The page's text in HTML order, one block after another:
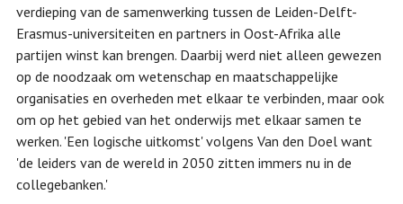
verdieping van de samenwerking tussen de Leiden-Delft-
Erasmus-universiteiten en partners in Oost-Afrika alle
partijen winst kan brengen. Daarbij werd niet alleen gewezen
op de noodzaak om wetenschap en maatschappelijke
organisaties en overheden met elkaar te verbinden, maar ook
om op het gebied van het onderwijs met elkaar samen te
werken. 'Een logische uitkomst' volgens Van den Doel want
'de leiders van de wereld in 2050 zitten immers nu in de
collegebanken.'